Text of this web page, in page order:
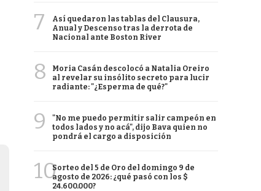
7
Así quedaron las tablas del Clausura,
Anual y Descenso tras la derrota de
Nacional ante Boston River
8
Moria Casán descolocó a Natalia Oreiro
al revelar su insólito secreto para lucir
radiante: "¿Esperma de qué?"
9
"No me puedo permitir salir campeón en
todos lados y no acá", dijo Bava quien no
pondrá el cargo a disposición
10Sorteo del 5 de Oro del domingo 9 de
agosto de 2026: ¿qué pasó con los $
24.600.000?